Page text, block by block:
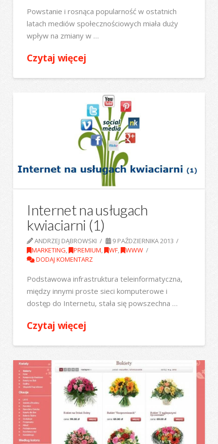
Powstanie i rosnąca popularność w ostatnich
latach mediów społecznościowych miała duży
wpływ na zmiany w …
Czytaj więcej
Internet na usługach
kwiaciarni (1)
ANDRZEJ DĄBROWSKI
9 PAŹDZIERNIKA 2013
MARKETING, PREMIUM, WF, WWW
DODAJ KOMENTARZ
Podstawowa infrastruktura teleinformatyczna,
między innymi proste sieci komputerowe i
dostęp do Internetu, stała się powszechna …
Czytaj więcej